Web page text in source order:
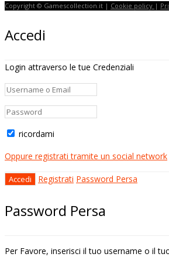
Copyright © Gamescollection.it | Cookie policy |
Accedi
Login attraverso le tue Credenziali
ricordami
Oppure registrati tramite un social network
Registrati Password Persa
Password Persa
Per Favore, inserisci il tuo username o il